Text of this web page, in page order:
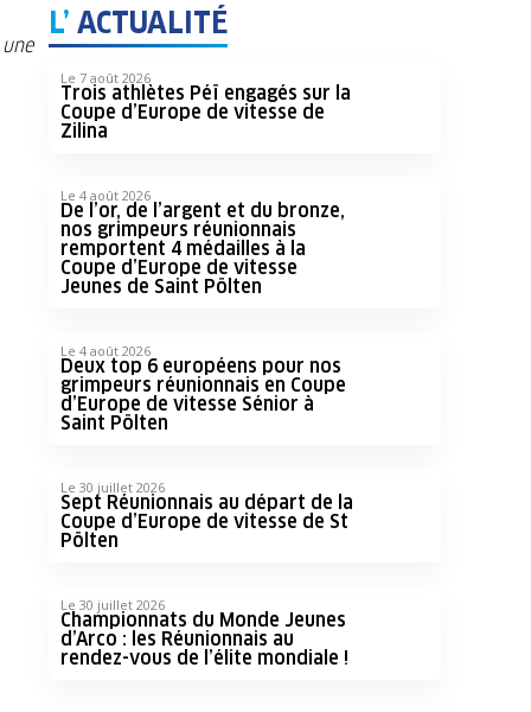
L’ ACTUALITÉ
Le 7 août 2026
Trois athlètes Péï engagés sur la
Coupe d’Europe de vitesse de
Zilina
Le 4 août 2026
De l’or, de l’argent et du bronze,
nos grimpeurs réunionnais
remportent 4 médailles à la
Coupe d’Europe de vitesse
Jeunes de Saint Pölten
Le 4 août 2026
Deux top 6 européens pour nos
grimpeurs réunionnais en Coupe
d’Europe de vitesse Sénior à
Saint Pölten
Le 30 juillet 2026
Sept Réunionnais au départ de la
Coupe d’Europe de vitesse de St
Pölten
Le 30 juillet 2026
Championnats du Monde Jeunes
d’Arco : les Réunionnais au
rendez-vous de l’élite mondiale !